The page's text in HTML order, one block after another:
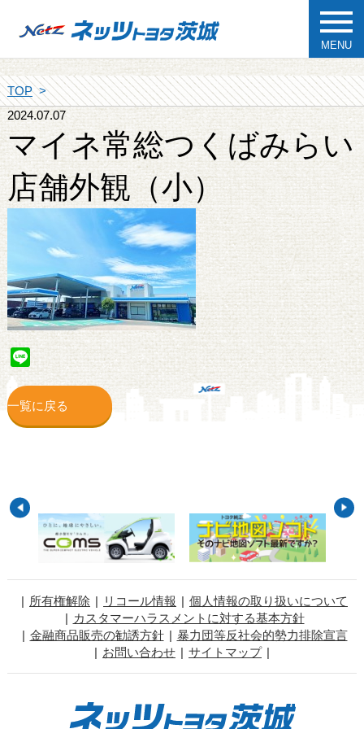
MENU
TOP
2024.07.07
マイネ常総つくばみらい
店舗外観（小）
Line
一覧に戻る
所有権解除 リコール情報
個人情報の取り扱いについて
カスタマーハラスメントに対する基本方針
金融商品販売の勧誘方針
暴力団等反社会的勢力排除宣言
お問い合わせ
サイトマップ